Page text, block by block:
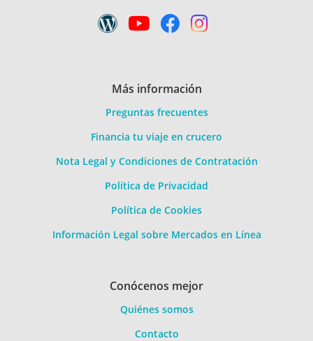
Más información
Preguntas frecuentes
Financia tu viaje en crucero
Nota Legal y Condiciones de Contratación
Política de Privacidad
Política de Cookies
Información Legal sobre Mercados en Línea
Conócenos mejor
Quiénes somos
Contacto